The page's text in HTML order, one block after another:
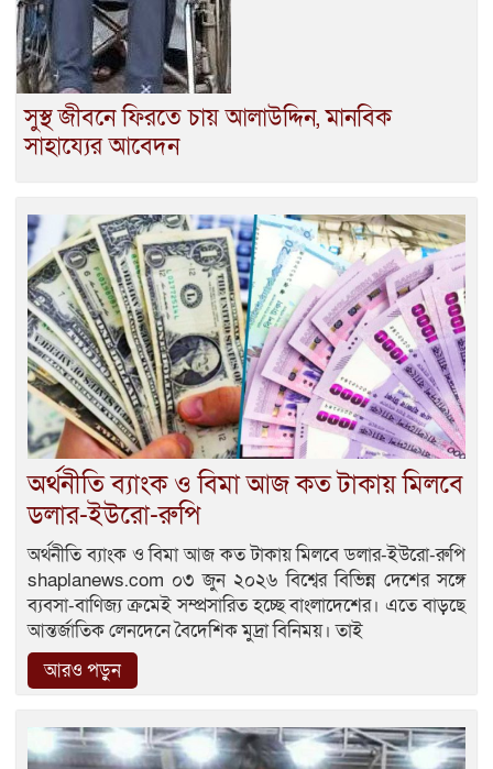
সুস্থ জীবনে ফিরতে চায় আলাউদ্দিন, মানবিক
সাহায্যের আবেদন
অর্থনীতি ব্যাংক ও বিমা আজ কত টাকায় মিলবে
ডলার-ইউরো-রুপি
অর্থনীতি ব্যাংক ও বিমা আজ কত টাকায় মিলবে ডলার-ইউরো-রুপি
shaplanews.com ০৩ জুন ২০২৬ বিশ্বের বিভিন্ন দেশের সঙ্গে
ব্যবসা-বাণিজ্য ক্রমেই সম্প্রসারিত হচ্ছে বাংলাদেশের। এতে বাড়ছে
আন্তর্জাতিক লেনদেনে বৈদেশিক মুদ্রা বিনিময়। তাই
আরও পড়ুন